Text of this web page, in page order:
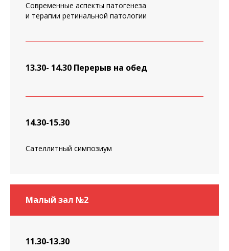
Современные аспекты патогенеза
и терапии ретинальной патологии
13.30- 14.30 Перерыв на обед
14.30-15.30
Сателлитный симпозиум
Малый зал №2
11.30-13.30